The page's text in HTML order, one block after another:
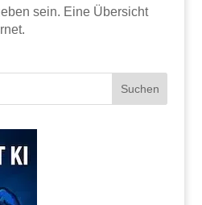
sein. Eine Übersicht